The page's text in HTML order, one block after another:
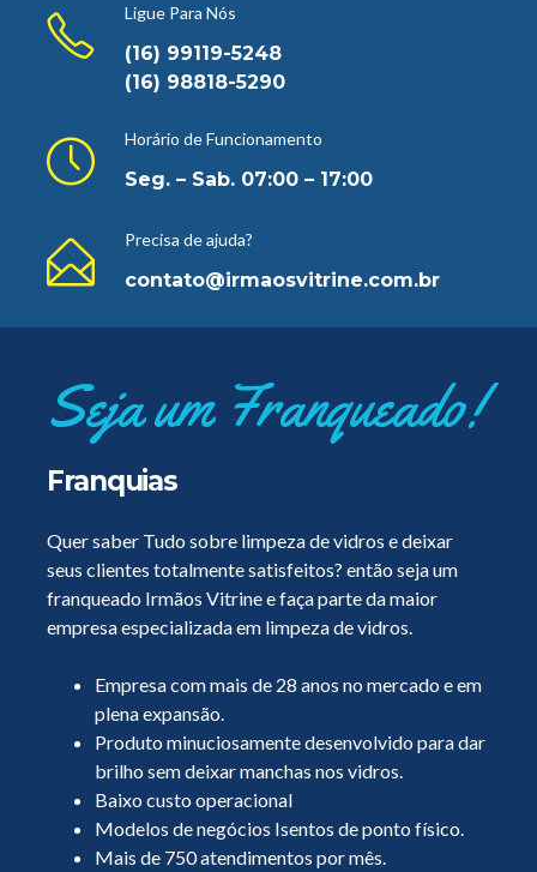
Ligue Para Nós
(16) 99119-5248
(16) 98818-5290
Horário de Funcionamento
Seg. – Sab. 07:00 – 17:00
Precisa de ajuda?
contato@irmaosvitrine.com.br
Seja um Franqueado!
Franquias
Quer saber Tudo sobre limpeza de vidros e deixar
seus clientes totalmente satisfeitos? então seja um
franqueado Irmãos Vitrine e faça parte da maior
empresa especializada em limpeza de vidros.
Empresa com mais de 28 anos no mercado e em
plena expansão.
Produto minuciosamente desenvolvido para dar
brilho sem deixar manchas nos vidros.
Baixo custo operacional
Modelos de negócios Isentos de ponto físico.
Mais de 750 atendimentos por mês.